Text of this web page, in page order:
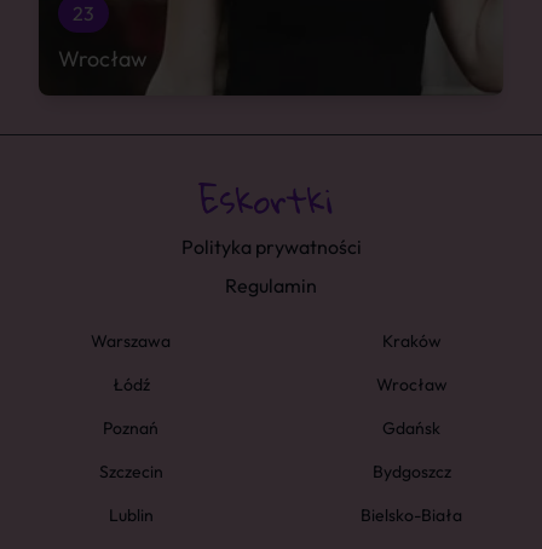
23
Wrocław
Polityka prywatności
Regulamin
Warszawa
Kraków
Łódź
Wrocław
Poznań
Gdańsk
Szczecin
Bydgoszcz
Lublin
Bielsko-Biała